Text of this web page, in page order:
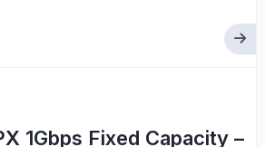
1Gbps Fixed Capacity –